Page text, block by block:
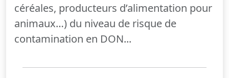
céréales, producteurs d’alimentation pour
animaux…) du niveau de risque de
contamination en DON...